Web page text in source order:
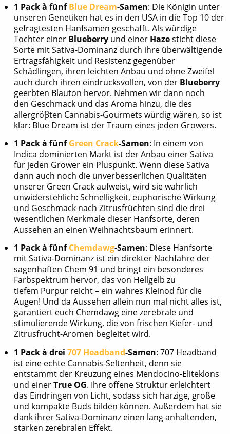
1 Pack à fünfBlue Dream-Samen: Die Königin unter
unseren Genetiken hat es in den USA in die Top 10 der
gefragtesten Hanfsamen geschafft. Als würdige
Tochter einer Blueberryund einer Hazesticht diese
Sorte mit Sativa-Dominanz durch ihre überwältigende
Ertragsfähigkeit und Resistenz gegenüber
Schädlingen, ihren leichten Anbau und ohne Zweifel
auch durch ihren eindrucksvollen, von der Blueberry
geerbten Blauton hervor. Nehmen wir dann noch
den Geschmack und das Aroma hinzu, die des
allergröβten Cannabis-Gourmets würdig wären, so ist
klar: Blue Dream ist der Traum eines jeden Growers.
1 Pack à fünfGreen Crack-Samen: In einem von
Indica dominierten Markt ist der Anbau einer Sativa
für jeden Grower ein Pluspunkt. Wenn diese Sativa
dann auch noch die unverbesserlichen Qualitäten
unserer Green Crack aufweist, wird sie wahrlich
unwiderstehlich: Schnelligkeit, euphorische Wirkung
und Geschmack nach Zitrusfrüchten sind die drei
wesentlichen Merkmale dieser Hanfsorte, deren
Aussehen an einen Weihnachtsbaum erinnert.
1 Pack à fünfChemdawg-Samen: Diese Hanfsorte
mit Sativa-Dominanz ist ein direkter Nachfahre der
sagenhaften Chem 91 und bringt ein besonderes
Farbspektrum hervor, das von Hellgelb zu
tiefem Purpur reicht – ein wahres Kleinod für die
Augen! Und da Aussehen allein nun mal nicht alles ist,
garantiert euch Chemdawg eine zerebrale und
stimulierende Wirkung, die von frischen Kiefer- und
Zitrusfrucht-Aromen begleitet wird.
1 Pack à drei 707 Headband-Samen: 707 Headband
ist eine echte Cannabis-Seltenheit, denn sie
entstammt der Kreuzung eines Mendocino-Eliteklons
und einerTrue OG. Ihre offene Struktur erleichtert
das Eindringen von Licht, sodass sich harzige, große
und kompakte Buds bilden können. Außerdem hat sie
dank ihrer Sativa-Dominanz einen lang anhaltenden,
starken zerebralen Effekt.